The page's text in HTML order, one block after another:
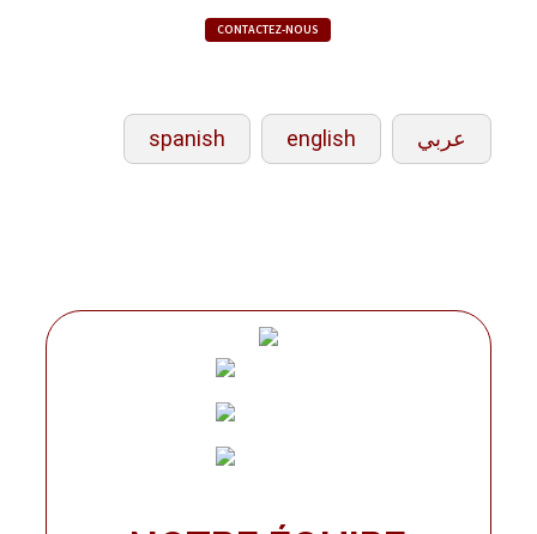
CONTACTEZ-NOUS
spanish english عربي